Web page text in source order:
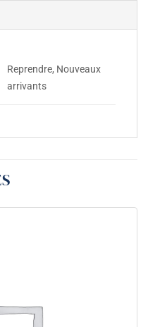
Reprendre, Nouveaux
arrivants